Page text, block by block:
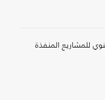
للمشاريع المنفذة